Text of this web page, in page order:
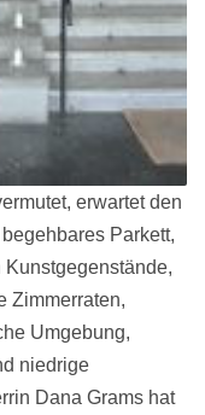
erwartet den
Parkett,
Zimmerraten,
Umgebung,
niedrige
Dana Grams hat